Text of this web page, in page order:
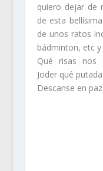
quiero dejar de
de esta
de unos ratos
bádminton, etc
Qué risas nos
Joder qué
Descanse en paz.